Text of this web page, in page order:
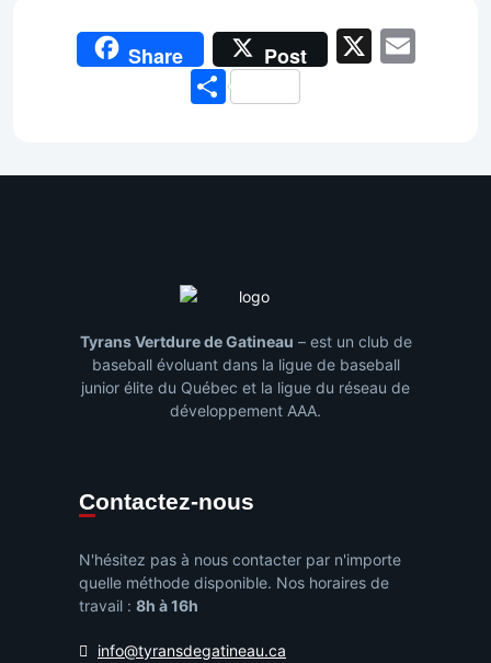
Share Post X
Share
Tyrans Vertdure de Gatineau – est un club de
baseball évoluant dans la ligue de baseball
junior élite du Québec et la ligue du réseau de
développement AAA.
Contactez-nous
N'hésitez pas à nous contacter par n'importe
quelle méthode disponible. Nos horaires de
travail : 8h à 16h
info@tyransdegatineau.ca